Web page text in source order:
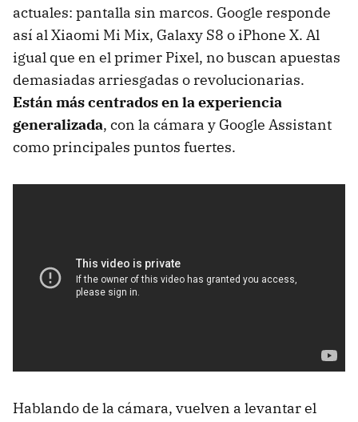
actuales: pantalla sin marcos. Google responde
así al Xiaomi Mi Mix, Galaxy S8 o iPhone X. Al
igual que en el primer Pixel, no buscan apuestas
demasiadas arriesgadas o revolucionarias.
Están más centrados en la experiencia
generalizada, con la cámara y Google Assistant
como principales puntos fuertes.
Hablando de la cámara, vuelven a levantar el